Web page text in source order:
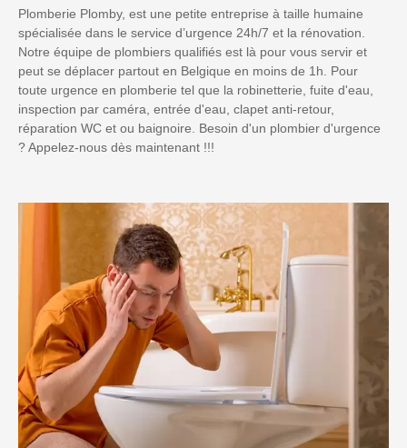
Plomberie Plomby, est une petite entreprise à taille humaine
spécialisée dans le service d’urgence 24h/7 et la rénovation.
Notre équipe de plombiers qualifiés est là pour vous servir et
peut se déplacer partout en Belgique en moins de 1h. Pour
toute urgence en plomberie tel que la robinetterie, fuite d'eau,
inspection par caméra, entrée d'eau, clapet anti-retour,
réparation WC et ou baignoire. Besoin d'un plombier d'urgence
? Appelez-nous dès maintenant !!!